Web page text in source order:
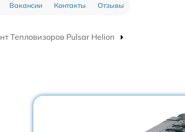
Вакансии Контакты Отзывы
Тепловизоров Pulsar Helion